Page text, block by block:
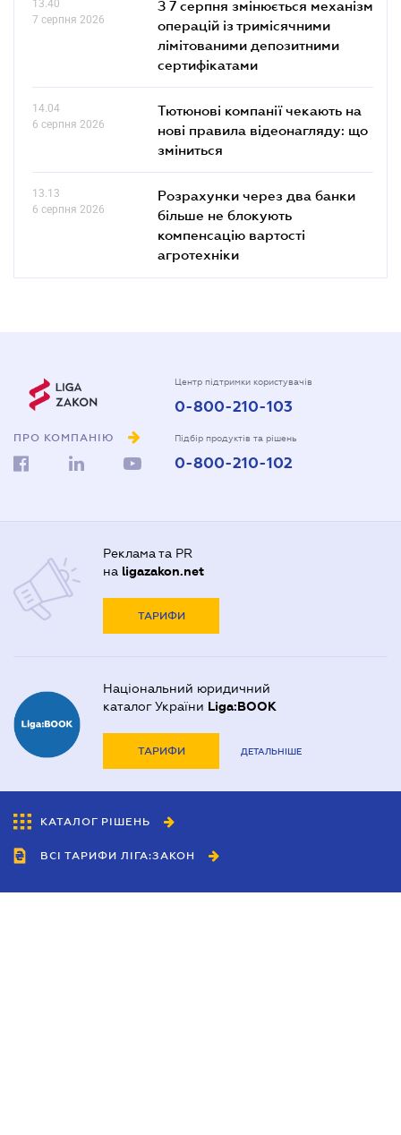
13.40
7 серпня 2026
З 7 серпня змінюється механізм
операцій із тримісячними
лімітованими депозитними
сертифікатами
14.04
6 серпня 2026
Тютюнові компанії чекають на
нові правила відеонагляду: що
зміниться
13.13
6 серпня 2026
Розрахунки через два банки
більше не блокують
компенсацію вартості
агротехніки
ПРО КОМПАНІЮ
Центр підтримки користувачів
0-800-210-103
Підбір продуктів та рішень
0-800-210-102
Реклама та PR
на ligazakon.net
ТАРИФИ
Національний юридичний
каталог України Liga:BOOK
ТАРИФИ ДЕТАЛЬНІШЕ
КАТАЛОГ РІШЕНЬ
ВСІ ТАРИФИ ЛІГА:ЗАКОН